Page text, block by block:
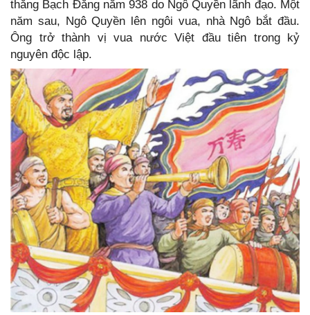
thắng Bạch Đằng năm 938 do Ngô Quyền lãnh đạo. Một
năm sau, Ngô Quyền lên ngôi vua, nhà Ngô bắt đầu.
Ông trở thành vị vua nước Việt đầu tiên trong kỷ
nguyên độc lập.